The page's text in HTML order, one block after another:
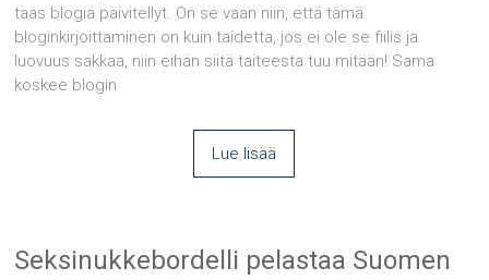
taas blogia päivitellyt. On se vaan niin, että tämä
bloginkirjoittaminen on kuin taidetta, jos ei ole se fiilis ja
luovuus sakkaa, niin eihän siitä taiteesta tuu mitään! Sama
koskee blogin
Lue lisää
Seksinukkebordelli pelastaa Suomen